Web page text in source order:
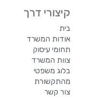
קיצורי דרך
בית
אודות המשרד
תחומי עיסוק
צוות המשרד
בלוג משפטי
מהתקשורת
צור קשר